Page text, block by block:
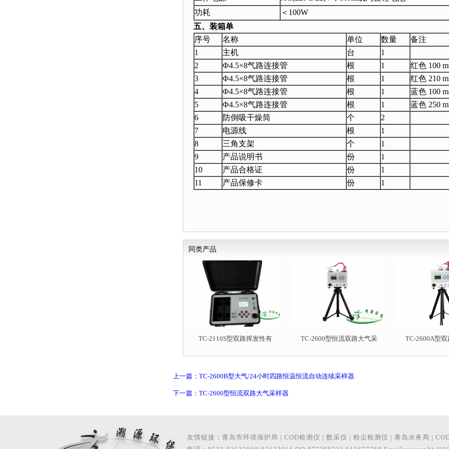
功耗
＜100W
五、装箱单
序号
名称 单位 数量
备注
1
主机 台
1
2
Ф4.5×8气路连接管 根 1
红色 100
3
Ф4.5×8气路连接管 根 1
红色 210
4
Ф4.5×8气路连接管 根 1
蓝色 100
5
Ф4.5×8气路连接管 根 1
蓝色 250
6
防倒吸干燥筒 个
2
7
电源线 根
1
8
三角支架 个
1
9
产品说明书 份
1
10
产品合格证 份
1
11
产品保修卡 份 1
同类产品
TC-2110S型双路挥发性有 TC-2600型恒流双路大气采 TC-2600A型
上一篇：TC-2600B型大气/24小时四路恒温恒流自动连续采样器
下一篇：TC-2600型恒流双路大气采样器
友情链接： 青岛市环境保护局 | COD检测仪 | 数采仪 | 粉尘检测仪 | 青岛水务局 |